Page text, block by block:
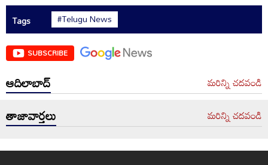
Tags #Telugu News
SUBSCRIBE
ఆదిలాబాద్ మరిన్ని చదవండి
తాజావార్తలు మరిన్ని చదవండి